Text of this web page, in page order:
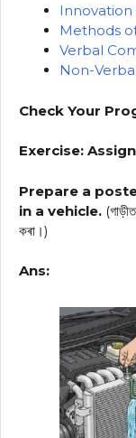
Methods
Verbal
Non-
Check Your
Exercise:
Prepare a
in a vehicle.
কৰা।)
Ans: